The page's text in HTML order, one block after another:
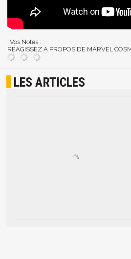
Vos Notes :
RÉAGISSEZ A PROPOS DE MARVEL
LES ARTICLES